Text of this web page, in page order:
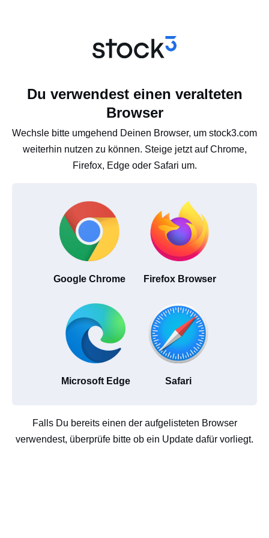
Du verwendest einen veralteten
Browser
Wechsle bitte umgehend Deinen Browser, um stock3.com
weiterhin nutzen zu können. Steige jetzt auf Chrome,
Firefox, Edge oder Safari um.
Google Chrome Firefox Browser
Microsoft Edge Safari
Falls Du bereits einen der aufgelisteten Browser
verwendest, überprüfe bitte ob ein Update dafür vorliegt.